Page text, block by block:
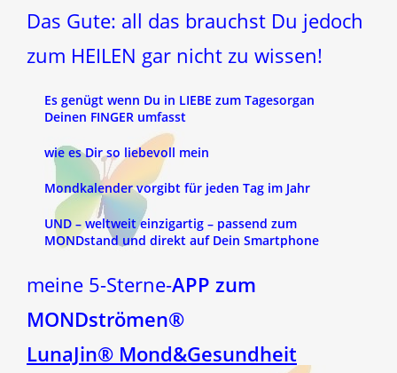
Das Gute: all das brauchst Du jedoch
zum HEILEN gar nicht zu wissen!
Es genügt wenn Du in LIEBE zum Tagesorgan
Deinen FINGER umfasst
wie es Dir so liebevoll mein
Mondkalender vorgibt für jeden Tag im Jahr
UND – weltweit einzigartig – passend zum
MONDstand und direkt auf Dein Smartphone
meine 5-Sterne-APP zum
MONDströmen®
LunaJin® Mond&Gesundheit